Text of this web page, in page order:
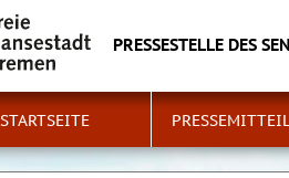
PRESSESTELLE DES
STARTSEITE